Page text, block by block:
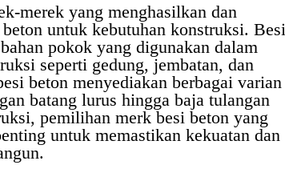
merek yang menghasilkan dan
untuk kebutuhan konstruksi. Besi
pokok yang digunakan dalam
seperti gedung, jembatan, dan
beton menyediakan berbagai varian
batang lurus hingga baja tulangan
pemilihan merk besi beton yang
untuk memastikan kekuatan dan